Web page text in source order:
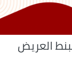
العريض